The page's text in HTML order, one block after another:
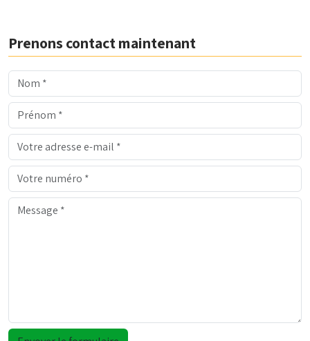
Prenons contact maintenant